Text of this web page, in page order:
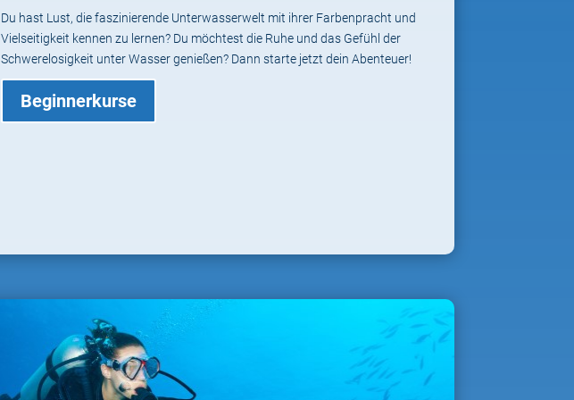
Du hast Lust, die faszinierende Unterwasserwelt mit ihrer Farbenpracht und
Vielseitigkeit kennen zu lernen? Du möchtest die Ruhe und das Gefühl der
Schwerelosigkeit unter Wasser genießen? Dann starte jetzt dein Abenteuer!
Beginnerkurse